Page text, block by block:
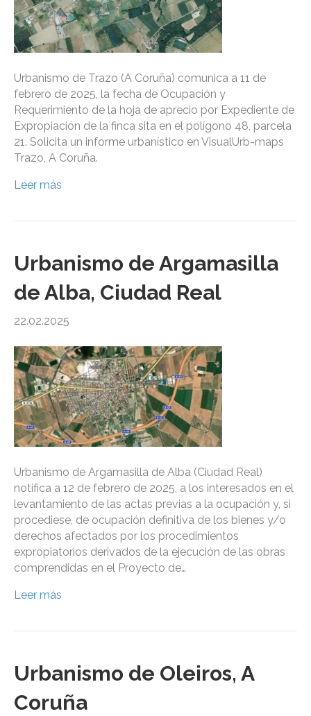
Urbanismo de Trazo (A Coruña) comunica a 11 de
febrero de 2025, la fecha de Ocupación y
Requerimiento de la hoja de aprecio por Expediente de
Expropiación de la finca sita en el polígono 48, parcela
21. Solicita un informe urbanístico en VisualUrb-maps
Trazo, A Coruña.
Leer más
Urbanismo de Argamasilla
de Alba, Ciudad Real
22.02.2025
Urbanismo de Argamasilla de Alba (Ciudad Real)
notifica a 12 de febrero de 2025, a los interesados en el
levantamiento de las actas previas a la ocupación y, si
procediese, de ocupación definitiva de los bienes y/o
derechos afectados por los procedimientos
expropiatorios derivados de la ejecución de las obras
comprendidas en el Proyecto de…
Leer más
Urbanismo de Oleiros, A
Coruña